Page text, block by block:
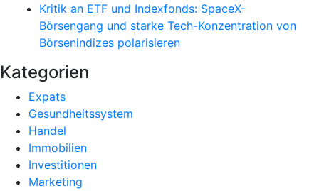
Kritik an ETF und Indexfonds: SpaceX-
Börsengang und starke Tech-Konzentration von
Börsenindizes polarisieren
Kategorien
Expats
Gesundheitssystem
Handel
Immobilien
Investitionen
Marketing